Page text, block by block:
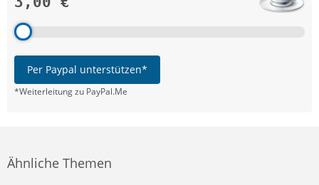
Per Paypal unterstützen*
*Weiterleitung zu PayPal.Me
Ähnliche Themen